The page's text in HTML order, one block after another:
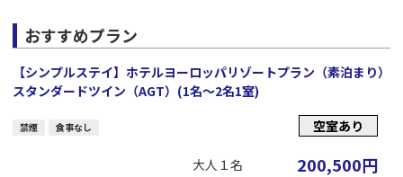
おすすめプラン
【シンプルステイ】ホテルヨーロッパリゾートプラン（素泊まり）
スタンダードツイン（AGT）(1名～2名1室)
禁煙 食事なし 空室あり
大人１名 200,500円